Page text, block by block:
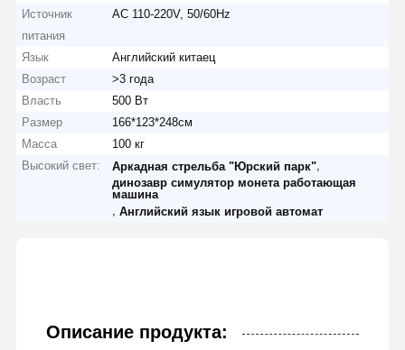
Источник
питания
AC 110-220V, 50/60Hz
Язык
Английский китаец
Возраст
>3 года
Власть
500 Вт
Размер
166*123*248см
Масса
100 кг
Высокий свет:
Аркадная стрельба "Юрский парк"
динозавр симулятор монета работающая
машина
Английский язык игровой автомат
Описание продукта: